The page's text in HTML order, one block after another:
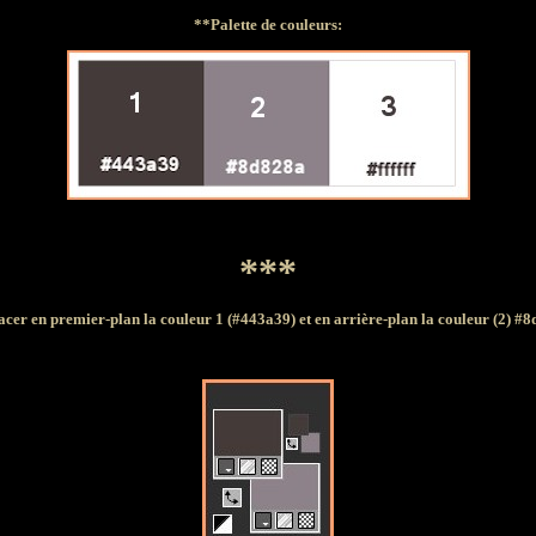
**Palette de couleurs:
***
en premier-plan la couleur 1 (#443a39) et en arrière-plan la couleur (2)